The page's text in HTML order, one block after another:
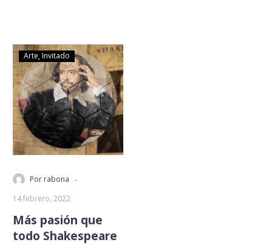
Arte Invitado
Por rabona -
14 febrero, 2022
Más pasión que
todo Shakespeare